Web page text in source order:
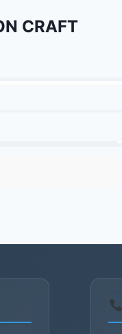
CRAFT